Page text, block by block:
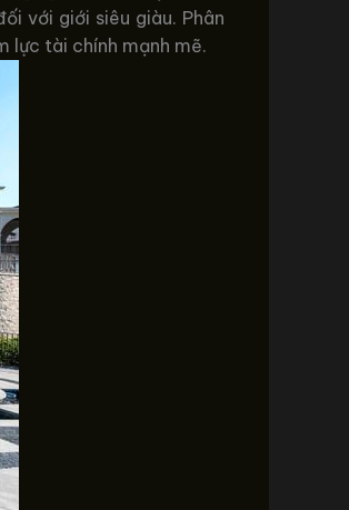
với giới siêu giàu. Phân
lực tài chính mạnh mẽ.